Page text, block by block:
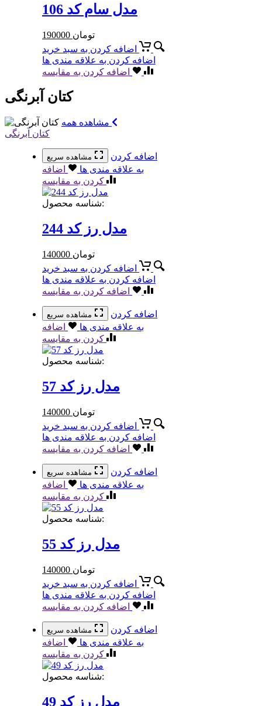
مدل سام کد 106
190000 تومان
اضافه کردن به سبد خرید
اضافه کردن به علاقه مندی ها
اضافه کردن به مقایسه
کتان آبرنگی
کتان آبرنگی
مشاهده سریع
اضافه کردن
به علاقه مندی ها
اضافه
کردن به مقایسه
شناسه محصول:
مدل رز کد 244
140000 تومان
اضافه کردن به سبد خرید
اضافه کردن به علاقه مندی ها
اضافه کردن به مقایسه
مشاهده سریع
اضافه کردن
به علاقه مندی ها
اضافه
کردن به مقایسه
شناسه محصول:
مدل رز کد 57
140000 تومان
اضافه کردن به سبد خرید
اضافه کردن به علاقه مندی ها
اضافه کردن به مقایسه
مشاهده سریع
اضافه کردن
به علاقه مندی ها
اضافه
کردن به مقایسه
شناسه محصول:
مدل رز کد 55
140000 تومان
اضافه کردن به سبد خرید
اضافه کردن به علاقه مندی ها
اضافه کردن به مقایسه
مشاهده سریع
اضافه کردن
به علاقه مندی ها
اضافه
کردن به مقایسه
شناسه محصول:
مدل رز کد 49